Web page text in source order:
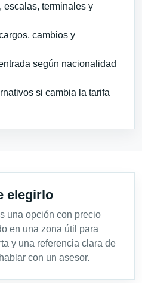
escalas, terminales y
cambios y
según nacionalidad
si cambia la tarifa
elegirlo
una opción con precio
en una zona útil para
y una referencia clara de
con un asesor.